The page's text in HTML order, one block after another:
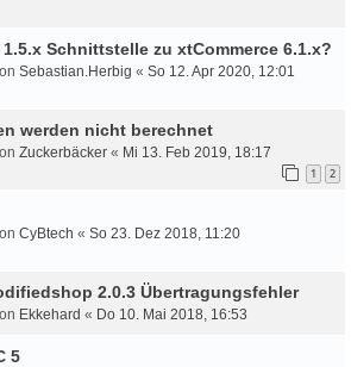
Schnittstelle zu xtCommerce 6.1.x?
Sebastian.Herbig « So 12. Apr 2020, 12:01
werden nicht berechnet
Zuckerbäcker « Mi 13. Feb 2019, 18:17
1 2
CyBtech « So 23. Dez 2018, 11:20
2.0.3 Übertragungsfehler
Ekkehard « Do 10. Mai 2018, 16:53
5